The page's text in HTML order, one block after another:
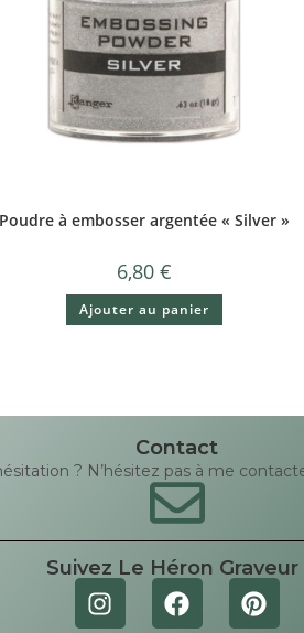
Poudre à embosser argentée « Silver »
6,80 €
Ajouter au panier
Contact
? N’hésitez pas à me
Suivez Le Héron Graveur